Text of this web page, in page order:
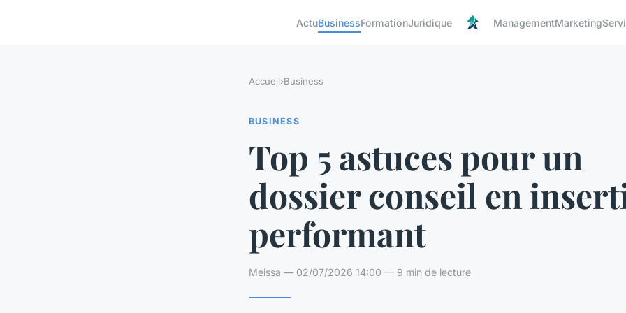
ActuBusinessFormationJuridique ManagementMarketing
Accueil›Business
BUSINESS
Top 5 astuces pour un
dossier conseil en
performant
Meissa — 02/07/2026 14:00 — 9 min de lecture